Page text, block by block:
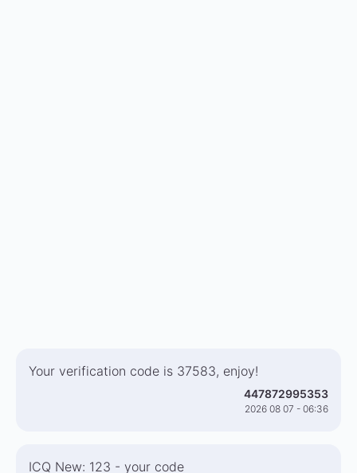
Your verification code is 37583, enjoy!
447872995353
2026 08 07 - 06:36
ICQ New: 123 - your code